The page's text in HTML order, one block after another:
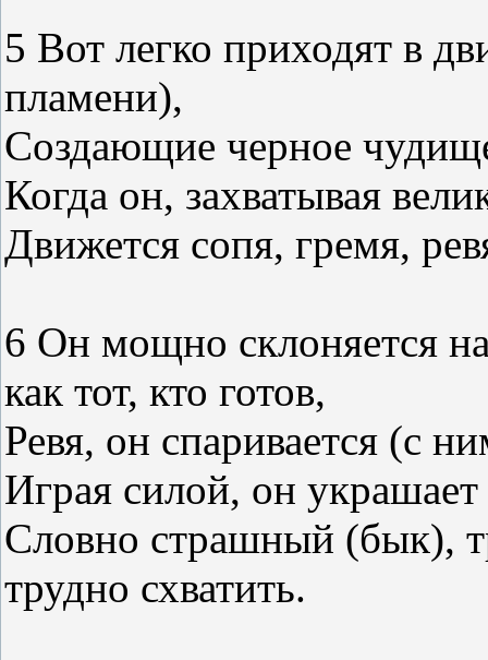
5 Вот легко приходят в
пламени),
Создающие черное
Когда он, захватывая
Движется сопя, гремя,
6 Он мощно склоняется
как тот, кто готов,
Ревя, он спаривается (с
Играя силой, он украшает
Словно страшный (бык),
трудно схватить.